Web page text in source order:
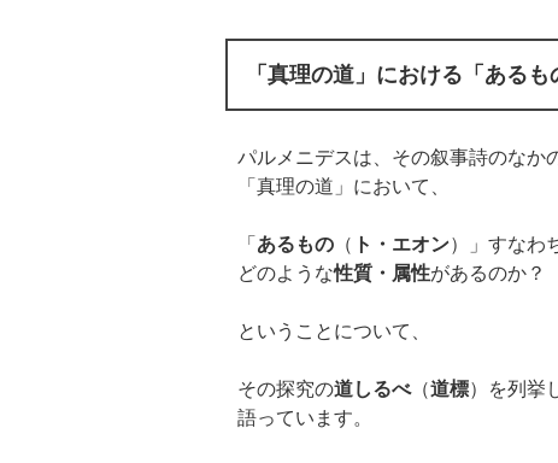
「真理の道」における「ある
パルメニデスは、その叙事詩のなか
「真理の道」において、
「 あるもの （ ト・エオン）」すなわ
どのような性質・属性があるのか？
ということについて、
その探究の道しるべ（道標）を列挙
語っています。